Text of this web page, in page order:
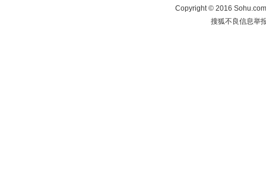
Copyright©2016
搜狐不良信息举